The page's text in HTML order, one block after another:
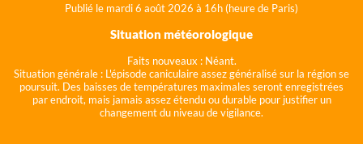
Publié le mardi 6 août 2026 à 16h (heure de Paris)
Situation météorologique
Faits nouveaux : Néant.
Situation générale : L'épisode caniculaire assez généralisé sur la région se
poursuit. Des baisses de températures maximales seront enregistrées
par endroit, mais jamais assez étendu ou durable pour justifier un
changement du niveau de vigilance.